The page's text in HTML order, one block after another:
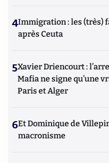
4Immigration : les (très)
après Ceuta
5Xavier Driencourt :
Mafia ne signe qu’une
Paris et Alger
6Et Dominique de
macronisme